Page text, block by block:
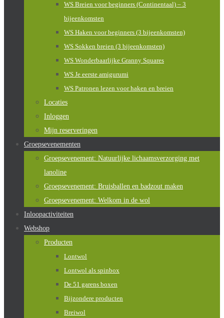
WS Breien voor beginners (Continentaal) – 3
bijeenkomsten
WS Haken voor beginners (3 bijeenkomsten)
WS Sokken breien (3 bijeenkomsten)
WS Wonderbaarlijke Granny Squares
WS Je eerste amigurumi
WS Patronen lezen voor haken en breien
Locaties
Inloggen
Mijn reserveringen
Groepsevenementen
Groepsevenement: Natuurlijke lichaamsverzorging met
lanoline
Groepsevenement: Bruisballen en badzout maken
Groepsevenement: Welkom in de wol
Inloopactiviteiten
Webshop
Producten
Lontwol
Lontwol als spinbox
De 51 garens boxen
Bijzondere producten
Breiwol